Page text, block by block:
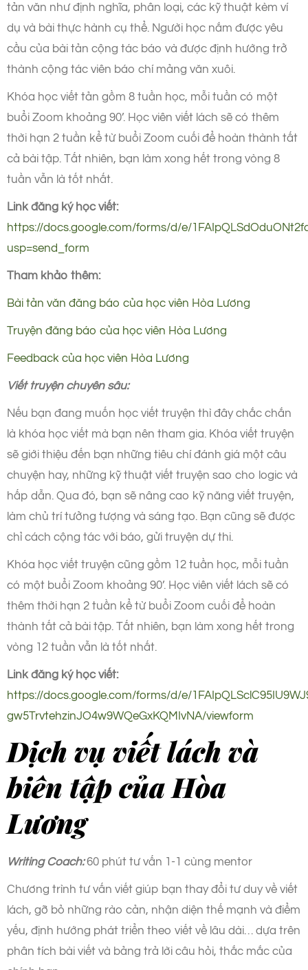
tản văn như định nghĩa, phân loại, các kỹ thuật kèm ví
dụ và bài thực hành cụ thể. Người học nắm được yêu
cầu của bài tản cộng tác báo và được định hướng trở
thành cộng tác viên báo chí mảng văn xuôi.
Khóa học viết tản gồm 8 tuần học, mỗi tuần có một
buổi Zoom khoảng 90’. Học viên viết lách sẽ có thêm
thời hạn 2 tuần kể từ buổi Zoom cuối để hoàn thành tất
cả bài tập. Tất nhiên, bạn làm xong hết trong vòng 8
tuần vẫn là tốt nhất.
Link đăng ký học viết:
https://docs.google.com/forms/d/e/
usp=send_form
Tham khảo thêm:
Bài tản văn đăng báo của học viên Hòa Lương
Truyện đăng báo của học viên Hòa Lương
Feedback của học viên Hòa Lương
Viết truyện chuyên sâu:
Nếu bạn đang muốn học viết truyện thì đây chắc chắn
là khóa học viết mà bạn nên tham gia. Khóa viết truyện
sẽ giới thiệu đến bạn những tiêu chí đánh giá một câu
chuyện hay, những kỹ thuật viết truyện sao cho logic và
hấp dẫn. Qua đó, bạn sẽ nâng cao kỹ năng viết truyện,
làm chủ trí tưởng tượng và sáng tạo. Bạn cũng sẽ được
chỉ cách cộng tác với báo, gửi truyện dự thi.
Khóa học viết truyện cũng gồm 12 tuần học, mỗi tuần
có một buổi Zoom khoảng 90’. Học viên viết lách sẽ có
thêm thời hạn 2 tuần kể từ buổi Zoom cuối để hoàn
thành tất cả bài tập. Tất nhiên, bạn làm xong hết trong
vòng 12 tuần vẫn là tốt nhất.
Link đăng ký học viết:
https://docs.google.com/forms/d/e/
gw5TrvtehzinJO4w9WQeGxKQMIvNA/viewform
Dịch vụ viết lách và
biên tập của Hòa
Lương
Writing Coach:60 phút tư vấn 1-1 cùng mentor
Chương trình tư vấn viết giúp bạn thay đổi tư duy về viết
lách, gỡ bỏ những rào cản, nhận diện thế mạnh và điểm
yếu, định hướng phát triển theo viết về lâu dài… dựa trên
phân tích bài viết và bảng trả lời câu hỏi, thắc mắc của